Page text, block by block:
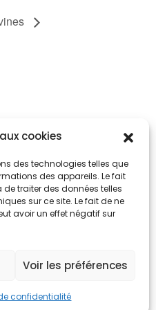
cookies
des technologies telles que
des appareils. Le fait
traiter des données telles
sur ce site. Le fait de ne
avoir un effet négatif sur
Voir les préférences
confidentialité